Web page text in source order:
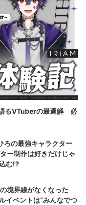
語るVTuberの最適解 必
ろの最強キャラクター
ー制作は好きだけじゃ
む!?
境界線がなくなった
イベントは“みんなでつ